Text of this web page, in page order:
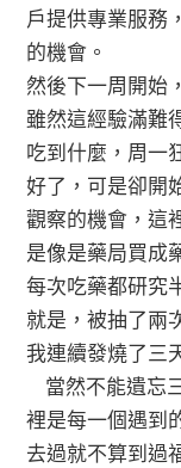
戶提供專業服務
的機會。
然後下一周開始
雖然這經驗滿難
吃到什麼，周一
好了，可是卻開
觀察的機會，這
是像是藥局買成
每次吃藥都研究
就是，被抽了兩
我連續發燒了三
當然不能遺忘
裡是每一個遇到
去過就不算到過